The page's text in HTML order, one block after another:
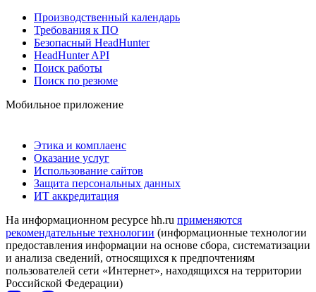
Производственный календарь
Требования к ПО
Безопасный HeadHunter
HeadHunter API
Поиск работы
Поиск по резюме
Мобильное приложение
Этика и комплаенс
Оказание услуг
Использование сайтов
Защита персональных данных
ИТ аккредитация
На информационном ресурсе hh.ru применяются
рекомендательные технологии (информационные технологии
предоставления информации на основе сбора, систематизации
и анализа сведений, относящихся к предпочтениям
пользователей сети «Интернет», находящихся на территории
Российской Федерации)